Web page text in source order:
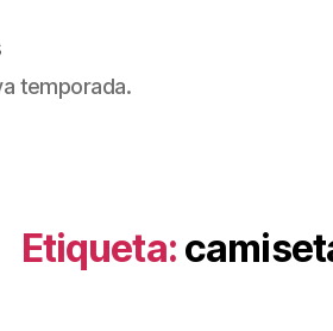
temporada.
Etiqueta: